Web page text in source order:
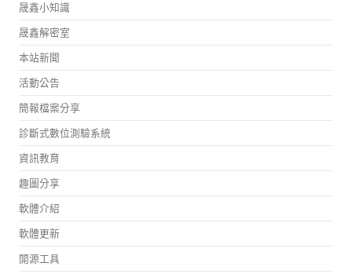
晟鑫小知識
晟鑫解密室
本站新聞
活動公告
簡報檔案分享
診斷式數位測驗系統
資訊教育
趣圖分享
軟體介紹
軟體更新
開源工具